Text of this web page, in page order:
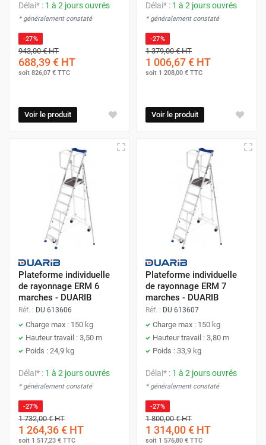
Délai* : 1 à 2 jours ouvrés
* généralement constaté
-27%
943,00 €HT
688,39 € HT
soit 826,07 € TTC
Voir le produit
Délai* : 1 à 2 jours ouvrés
* généralement constaté
-27%
1 379,00 €HT
1 006,67 € HT
soit 1 208,00 € TTC
Voir le produit
Plateforme individuelle
de rayonnage ERM 6
marches - DUARIB
Réf. : DU 613606
Charge max : 150 kg
Hauteur travail : 3,50 m
Poids : 24,9 kg
Délai* : 1 à 2 jours ouvrés
* généralement constaté
-27%
1 732,00 €HT
1 264,36 € HT
soit 1 517,23 € TTC
Plateforme individuelle
de rayonnage ERM 7
marches - DUARIB
Réf. : DU 613607
Charge max : 150 kg
Hauteur travail : 3,80 m
Poids : 33,9 kg
Délai* : 1 à 2 jours ouvrés
* généralement constaté
-27%
1 800,00 €HT
1 314,00 € HT
soit 1 576,80 € TTC